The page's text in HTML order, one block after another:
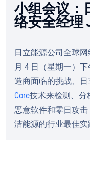
小组会议：
络安全经理
日立能源公司全球
月 4 日（星期一）
造商面临的挑战、日
Core技术来检测、分
恶意软件和零日攻
洁能源的行业最佳实